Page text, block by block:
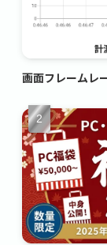
画面フレームレ